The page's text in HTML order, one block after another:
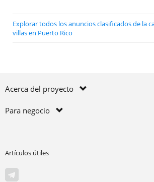
Explorar todos los anuncios clasificados de la
villas en Puerto Rico
Acerca del proyecto
Para negocio
Artículos útiles